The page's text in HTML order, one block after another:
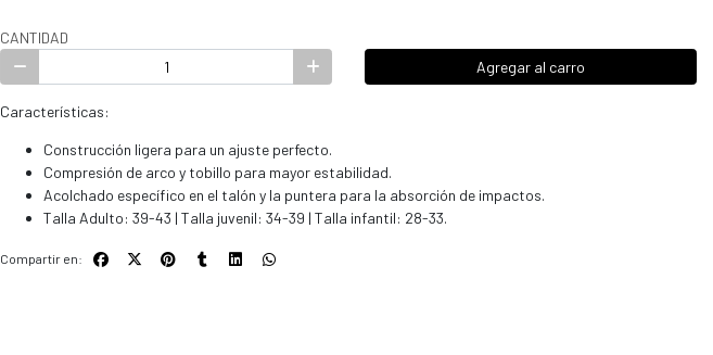
CANTIDAD
Agregar al carro
Características:
Construcción ligera para un ajuste perfecto.
Compresión de arco y tobillo para mayor estabilidad.
Acolchado específico en el talón y la puntera para la absorción de impactos.
Talla Adulto: 39-43 | Talla juvenil: 34-39 | Talla infantil: 28-33.
Compartir en: